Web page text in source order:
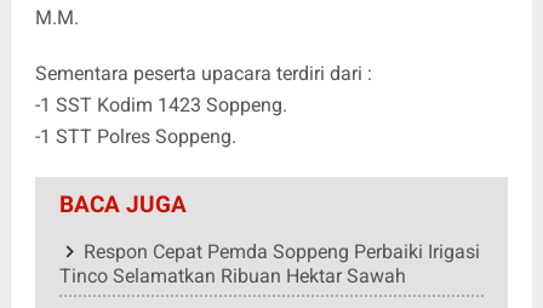
M.M.
Sementara peserta upacara terdiri dari :
-1 SST Kodim 1423 Soppeng.
-1 STT Polres Soppeng.
BACA JUGA
Respon Cepat Pemda Soppeng Perbaiki Irigasi
Tinco Selamatkan Ribuan Hektar Sawah